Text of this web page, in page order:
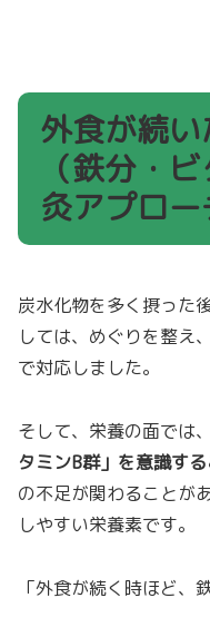
外食が続
（鉄分・
灸アプロー
炭水化物を多く摂った
しては、めぐりを整え
で対応しました。
そして、栄養の面では
タミンB群」を意識する
の不足が関わることが
しやすい栄養素です。
「外食が続く時ほど、